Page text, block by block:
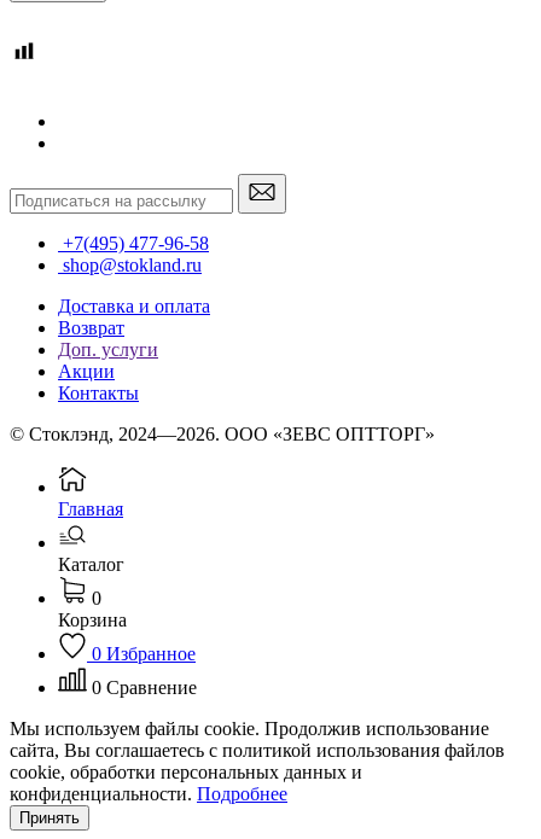
+7(495) 477-96-58
shop@stokland.ru
Доставка и оплата
Возврат
Доп. услуги
Акции
Контакты
© Стоклэнд, 2024—2026. ООО «ЗЕВС ОПТТОРГ»
Главная
Каталог
0
Корзина
0 Избранное
0 Сравнение
Мы используем файлы cookie. Продолжив использование
сайта, Вы соглашаетесь с политикой использования файлов
cookie, обработки персональных данных и
конфиденциальности. Подробнее
Принять